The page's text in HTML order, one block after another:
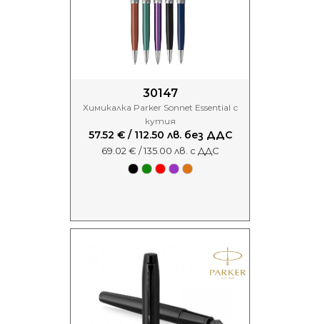
30147
Химикалка Parker Sonnet Essential с
кутия
57.52 € / 112.50 лв. без ДДС
69.02 € / 135.00 лв. с ДДС